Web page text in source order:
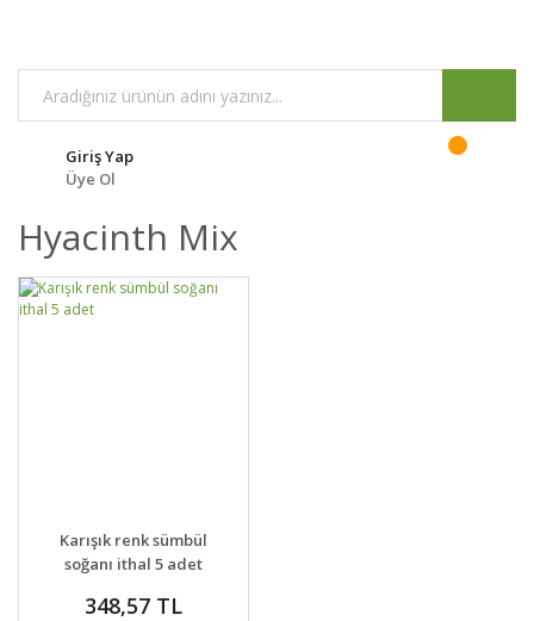
Giriş Yap
Üye Ol
Hyacinth Mix
DETAYLAR
VER
Karışık renk sümbül
soğanı ithal 5 adet
348,57 TL